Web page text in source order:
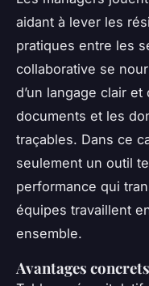
aidant à lever les
pratiques entre les
collaborative se
d’un langage clair
documents et les
traçables. Dans ce
seulement un outil
performance qui
équipes travaillent
ensemble.
Avantages